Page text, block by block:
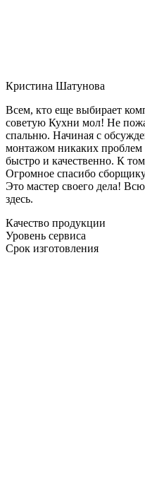
Кристина Шатунова
Всем, кто еще выбирает
советую Кухни мол! Не
спальню. Начиная с
монтажом никаких проблем
быстро и качественно. К
Огромное спасибо
Это мастер своего дела!
здесь.
Качество продукции
Уровень сервиса
Срок изготовления